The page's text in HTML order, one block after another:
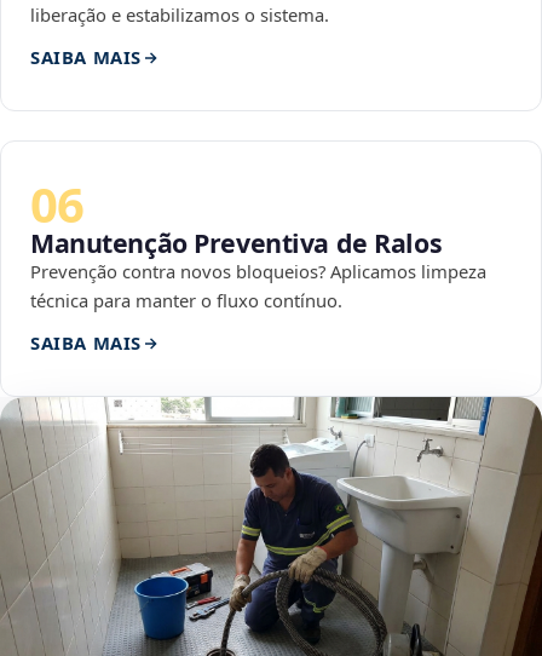
liberação e estabilizamos o sistema.
SAIBA MAIS
06
Manutenção Preventiva de Ralos
Prevenção contra novos bloqueios? Aplicamos limpeza
técnica para manter o fluxo contínuo.
SAIBA MAIS